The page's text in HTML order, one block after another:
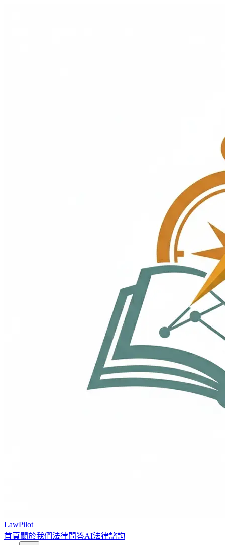
LawPilot
首頁 關於我們法律問答AI法律諮詢